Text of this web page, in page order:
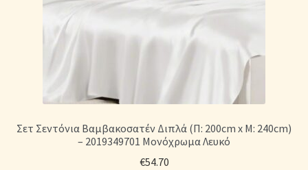
Σετ Σεντόνια Βαμβακοσατέν Διπλά (Π: 200cm x Μ: 240cm)
– 2019349701 Μονόχρωμα Λευκό
€54.70